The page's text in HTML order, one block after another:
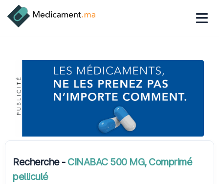
Recherche - CINABAC 500 MG, Comprimé
pelliculé